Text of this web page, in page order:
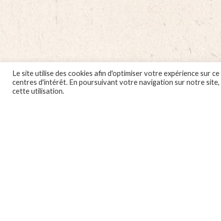
Le site utilise des cookies afin d'optimiser votre expérience sur
centres d'intérêt. En poursuivant votre navigation sur notre
cette utilisation.